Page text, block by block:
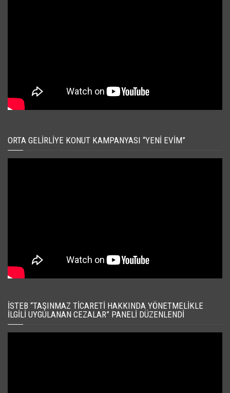
ORTA GELIRLIYE KONUT KAMPANYASI “YENI EVIM”
İSTEB “TAŞINMAZ TICARETI HAKKINDA YÖNETMELIKLE
İLGILI UYGULANAN CEZALAR” PANELI DÜZENLENDI